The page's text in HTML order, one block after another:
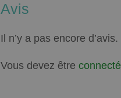
Avis
Il n’y a pas encore d’avis.
Vous devez être connecté